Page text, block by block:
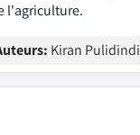
l'agriculture.
Kiran Pulidindi